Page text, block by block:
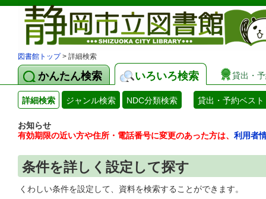
図書館トップ> 詳細検索
かんたん検索 いろいろ検索 貸出・
詳細検索 ジャンル検索 NDC分類検索 貸出・予約ベスト
お知らせ
有効期限の近い方や住所・電話番号に変更のあった方は、 利用者
条件を詳しく設定して探す
くわしい条件を設定して、資料を検索することができます。